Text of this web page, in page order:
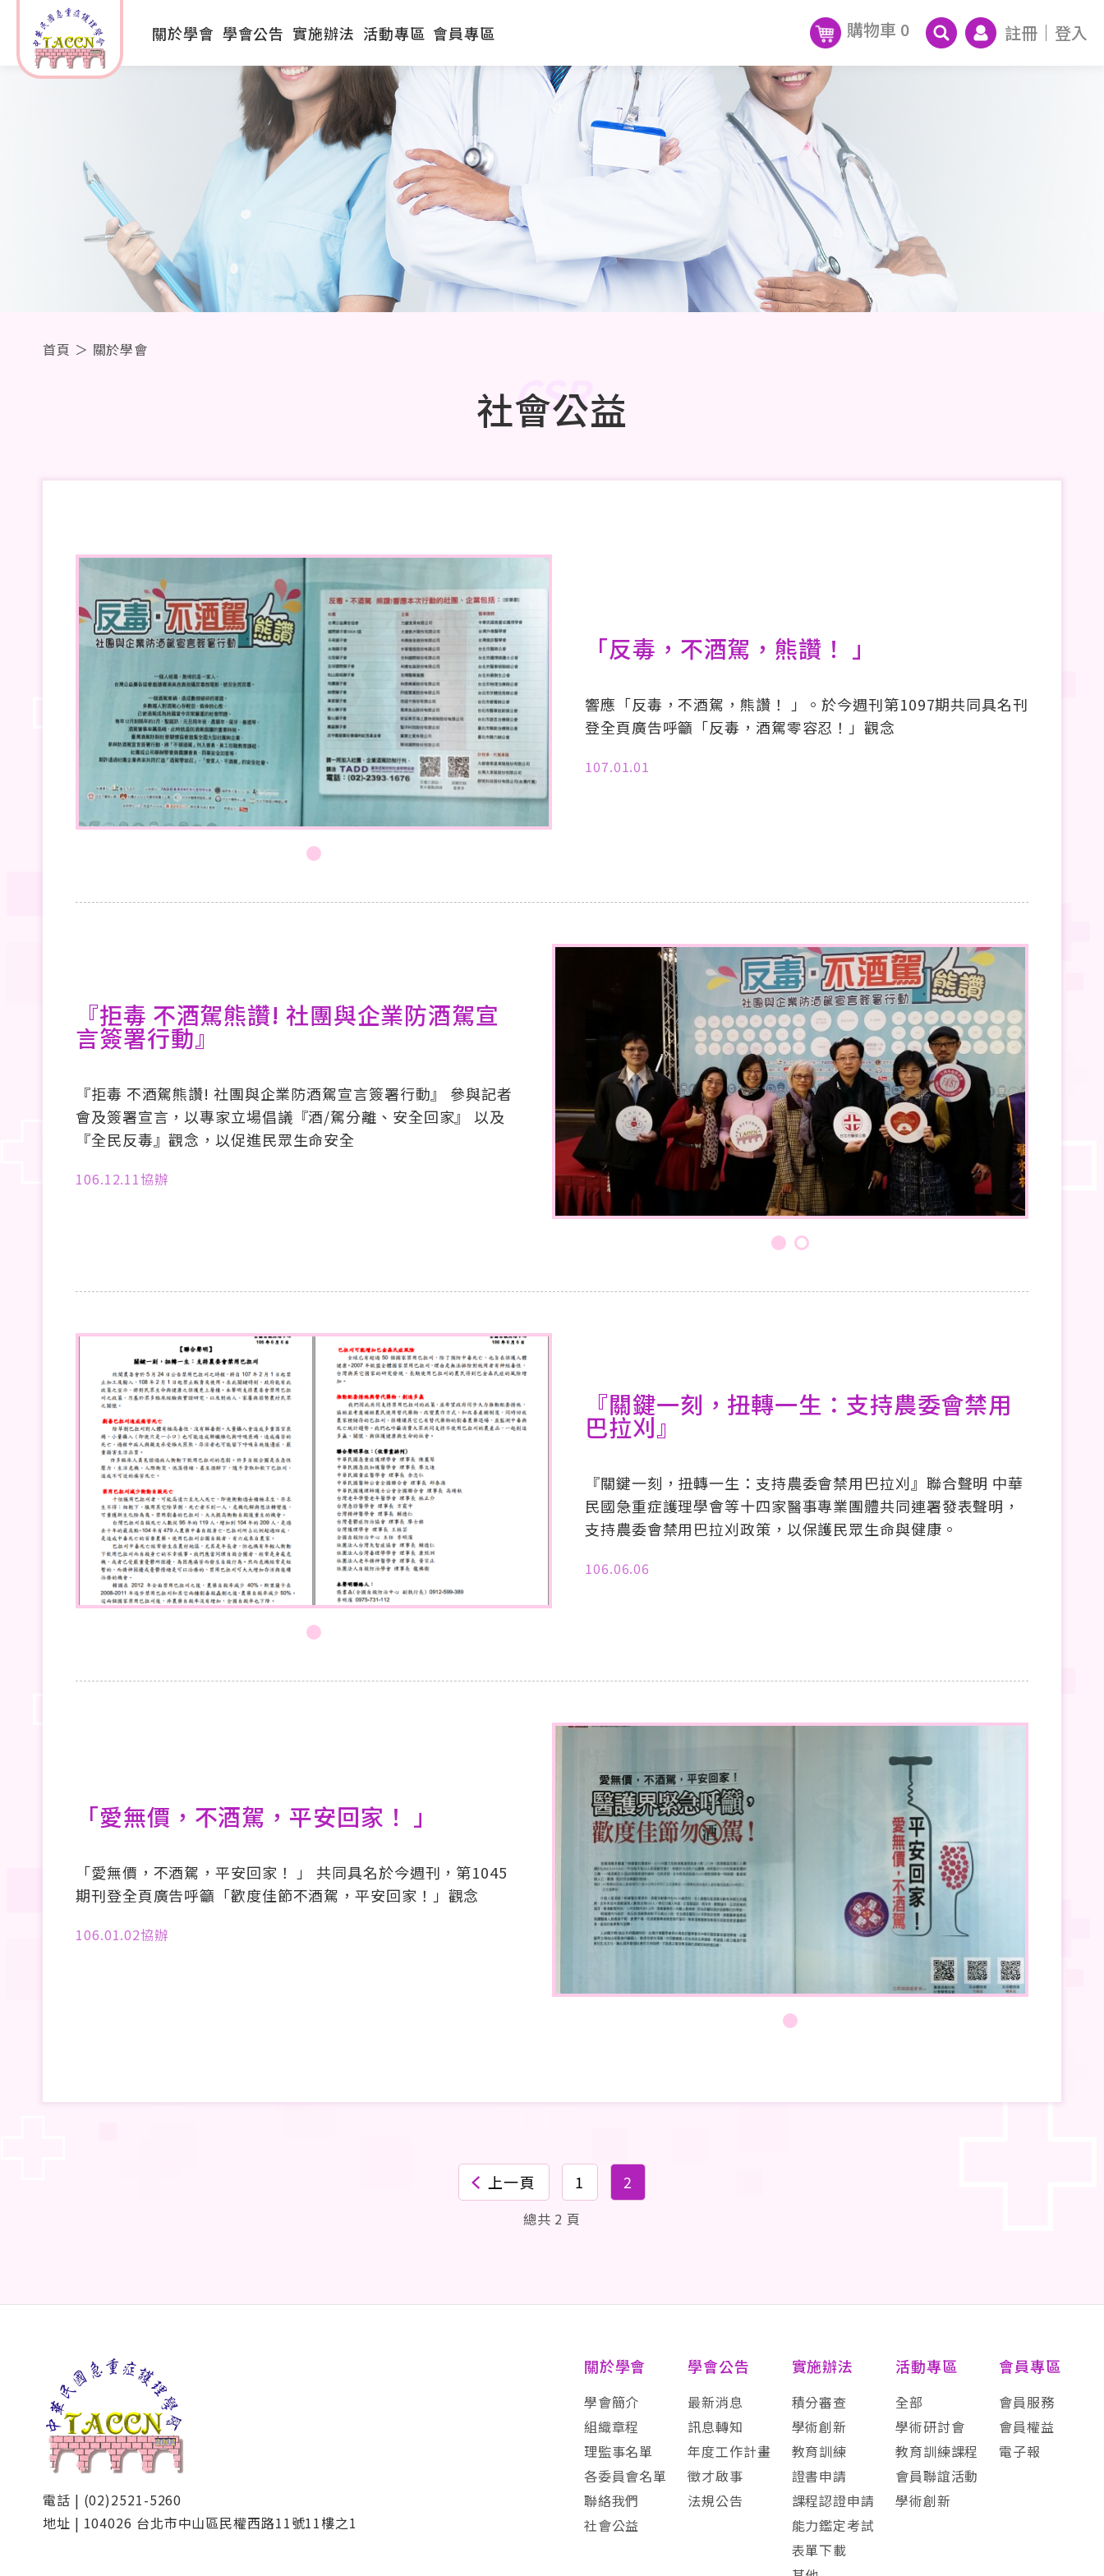
關於學會 學會公告 實施辦法 活動專區 會員專區 購物車 0 註冊 登入
首頁 ＞ 關於學會
社會公益
CSR
「反毒，不酒駕，熊讚！ 」
響應「反毒，不酒駕，熊讚！ 」。於今週刊第1097期共同具名刊
登全頁廣告呼籲「反毒，酒駕零容忍！」觀念
107.01.01
『拒毒 不酒駕熊讚! 社團與企業防酒駕宣
言簽署行動』
『拒毒 不酒駕熊讚! 社團與企業防酒駕宣言簽署行動』 參與記者
會及簽署宣言，以專家立場倡議『酒/駕分離、安全回家』 以及
『全民反毒』觀念，以促進民眾生命安全
106.12.11協辦
『關鍵一刻，扭轉一生：支持農委會禁用
巴拉刈』
『關鍵一刻，扭轉一生：支持農委會禁用巴拉刈』聯合聲明 中華
民國急重症護理學會等十四家醫事專業團體共同連署發表聲明，
支持農委會禁用巴拉刈政策，以保護民眾生命與健康。
106.06.06
「愛無價，不酒駕，平安回家！ 」
「愛無價，不酒駕，平安回家！ 」 共同具名於今週刊，第1045
期刊登全頁廣告呼籲「歡度佳節不酒駕，平安回家！」觀念
106.01.02協辦
上一頁 1 2
總共 2 頁
電話 | (02)2521-5260
地址 | 104026 台北市中山區民權西路11號11樓之1
關於學會
學會簡介
組織章程
理監事名單
各委員會名單
聯絡我們
社會公益
學會公告
最新消息
訊息轉知
年度工作計畫
徵才啟事
法規公告
實施辦法
積分審查
學術創新
教育訓練
證書申請
課程認證申請
能力鑑定考試
表單下載
活動專區
全部
學術研討會
教育訓練課程
會員聯誼活動
學術創新
會員專區
會員服務
會員權益
電子報